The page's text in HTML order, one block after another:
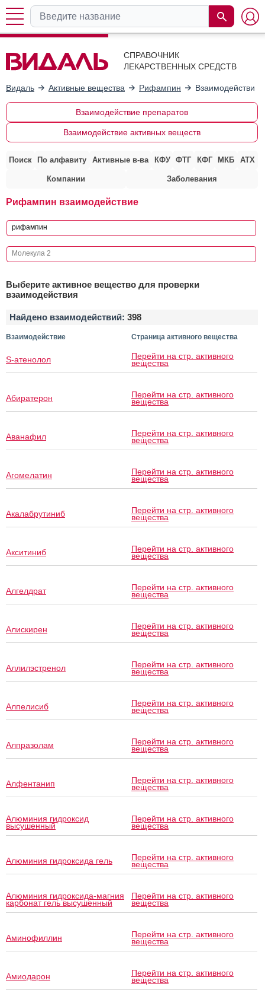
СПРАВОЧНИК
ЛЕКАРСТВЕННЫХ СРЕДСТВ
Видаль Активные вещества Рифампин Взаимодействие
Взаимодействие препаратов
Взаимодействие активных веществ
Поиск По алфавиту Активные в-ва КФУ ФТГ КФГ МКБ АТХ
Компании Заболевания
Рифампин взаимодействие
Выберите активное вещество для проверки
взаимодействия
Найдено взаимодействий: 398
Взаимодействие Страница активного вещества
S-атенолол Перейти на стр. активного
вещества
Абиратерон Перейти на стр. активного
вещества
Аванафил Перейти на стр. активного
вещества
Агомелатин Перейти на стр. активного
вещества
Акалабрутиниб Перейти на стр. активного
вещества
Акситиниб Перейти на стр. активного
вещества
Алгелдрат Перейти на стр. активного
вещества
Алискирен Перейти на стр. активного
вещества
Аллилэстренол Перейти на стр. активного
вещества
Алпелисиб Перейти на стр. активного
вещества
Алпразолам Перейти на стр. активного
вещества
Алфентанип Перейти на стр. активного
вещества
Алюминия гидроксид
высушенный
Перейти на стр. активного
вещества
Алюминия гидроксида гель Перейти на стр. активного
вещества
Алюминия гидроксида-магния
карбонат гель высушенный
Перейти на стр. активного
вещества
Аминофиллин Перейти на стр. активного
вещества
Амиодарон Перейти на стр. активного
вещества